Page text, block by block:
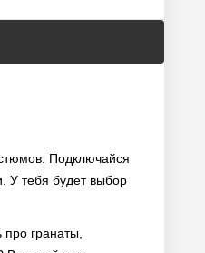
Подключайся
У тебя будет выбор
гранаты,